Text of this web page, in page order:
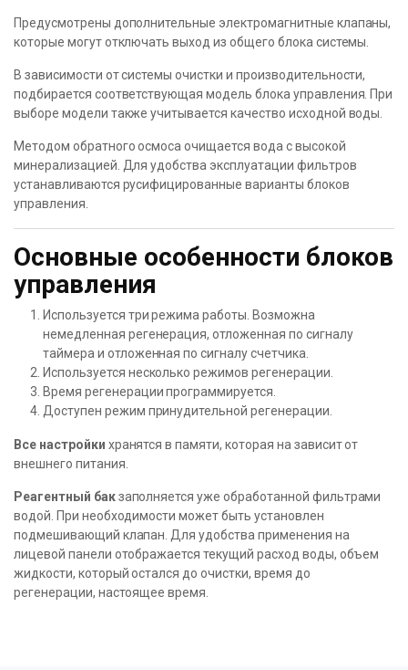
Предусмотрены дополнительные электромагнитные клапаны,
которые могут отключать выход из общего блока системы.
В зависимости от системы очистки и производительности,
подбирается соответствующая модель блока управления. При
выборе модели также учитывается качество исходной воды.
Методом обратного осмоса очищается вода с высокой
минерализацией. Для удобства эксплуатации фильтров
устанавливаются русифицированные варианты блоков
управления.
Основные особенности блоков
управления
Используется три режима работы. Возможна
немедленная регенерация, отложенная по сигналу
таймера и отложенная по сигналу счетчика.
Используется несколько режимов регенерации.
Время регенерации программируется.
Доступен режим принудительной регенерации.
Все настройки хранятся в памяти, которая на зависит от
внешнего питания.
Реагентный бакзаполняется уже обработанной фильтрами
водой. При необходимости может быть установлен
подмешивающий клапан. Для удобства применения на
лицевой панели отображается текущий расход воды, объем
жидкости, который остался до очистки, время до
регенерации, настоящее время.